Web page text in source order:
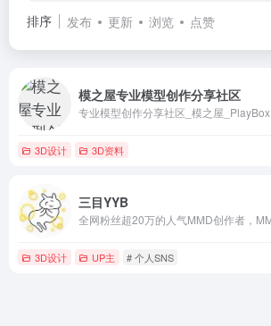
排序 发布 更新 浏览 点赞
模之屋专业模型创作分享社区
专业模型创作分享社区_模之屋_PlayBox
3D设计 3D资料
三目YYB
3D设计 UP主 # 个人SNS